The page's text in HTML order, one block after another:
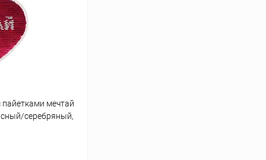
мечтай
серебряный,